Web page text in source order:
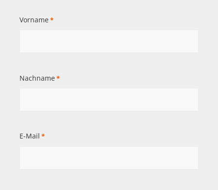
Vorname *
Nachname *
E-Mail *